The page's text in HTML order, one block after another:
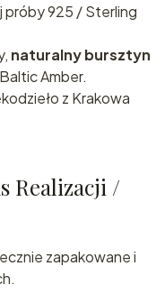
próby 925 / Sterling
naturalny bursztyn
Amber.
z Krakowa
Realizacji /
zapakowane i